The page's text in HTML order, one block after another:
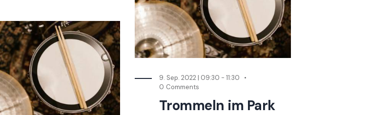
9. Sep. 2022 | 09:30 - 11:30
0 Comments
Trommeln im Park